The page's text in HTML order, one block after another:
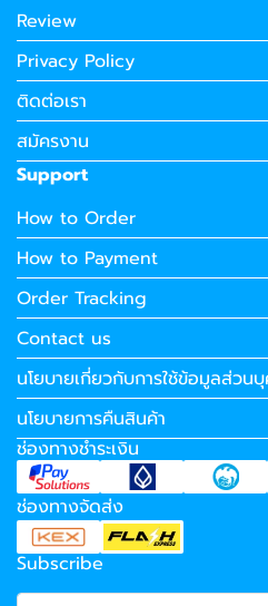
Review
Privacy Policy
ติดต่อเรา
สมัครงาน
Support
How to Order
How to Payment
Order Tracking
Contact us
นโยบายเกี่ยวกับการใช้ข้อมูลส่วน
นโยบายการคืนสินค้า
ช่องทางชำระเงิน
ช่องทางจัดส่ง
Subscribe